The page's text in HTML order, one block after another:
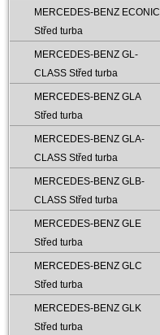
MERCEDES-BENZ ECONIC
Střed turba
MERCEDES-BENZ GL-
CLASS Střed turba
MERCEDES-BENZ GLA
Střed turba
MERCEDES-BENZ GLA-
CLASS Střed turba
MERCEDES-BENZ GLB-
CLASS Střed turba
MERCEDES-BENZ GLE
Střed turba
MERCEDES-BENZ GLC
Střed turba
MERCEDES-BENZ GLK
Střed turba